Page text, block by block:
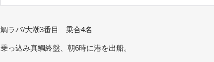
鯛ラバ/大潮3番目 乗合4名
乗っ込み真鯛終盤、朝6時に港を出船。